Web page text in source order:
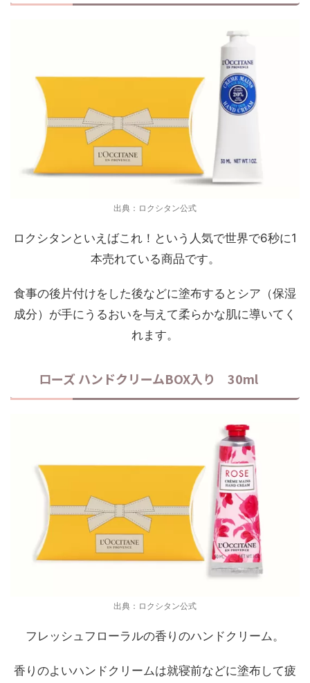
出典：ロクシタン公式
ロクシタンといえばこれ！という人気で世界で6秒に1
本売れている商品です。
食事の後片付けをした後などに塗布するとシア（保湿
成分）が手にうるおいを与えて柔らかな肌に導いてく
れます。
ローズ ハンドクリームBOX入り 30ml
出典：ロクシタン公式
フレッシュフローラルの香りのハンドクリーム。
香りのよいハンドクリームは就寝前などに塗布して疲